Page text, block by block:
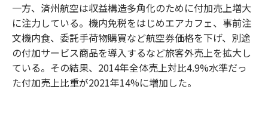
一方、済州航空は収益構造多角化のために付加売上増大
に注力している。機内免税をはじめエアカフェ、事前注
文機内食、委託手荷物購買など航空券価格を下げ、別途
の付加サービス商品を導入するなど旅客外売上を拡大し
ている。その結果、2014年全体売上対比4.9%水準だっ
た付加売上比重が2021年14%に増加した。